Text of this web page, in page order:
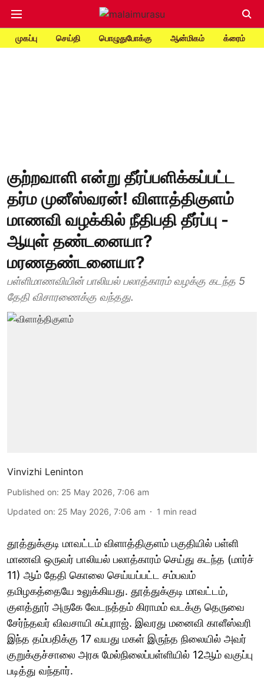
முகப்பு செய்தி பொழுதுபோக்கு ஆன்மிகம் க்ரைம்
குற்றவாளி என்று தீர்ப்பளிக்கப்பட்ட
தர்ம முனீஸ்வரன்! விளாத்திகுளம்
மாணவி வழக்கில் நீதிபதி தீர்ப்பு -
ஆயுள் தண்டனையா?
மரணதண்டனையா?
பள்ளிமாணவியின் பாலியல் பலாத்காரம் வழக்கு கடந்த 5
தேதி விசாரணைக்கு வந்தது.
Vinvizhi Leninton
Published on: 25 May 2026, 7:06 am
Updated on: 25 May 2026, 7:06 am 1 min read
தூத்துக்குடி மாவட்டம் விளாத்திகுளம் பகுதியில் பள்ளி
மாணவி ஒருவர் பாலியல் பலாத்காரம் செய்து கடந்த (மார்ச்
11) ஆம் தேதி கொலை செய்யப்பட்ட சம்பவம்
தமிழகத்தையே உலுக்கியது. தூத்துக்குடி மாவட்டம்,
குளத்தூர் அருகே வேடநத்தம் கிராமம் வடக்கு தெருவை
சேர்ந்தவர் விவசாயி சுப்புராஜ். இவரது மனைவி காளீஸ்வரி
இந்த தம்பதிக்கு 17 வயது மகள் இருந்த நிலையில் அவர்
குறுக்குச்சாலை அரசு மேல்நிலைப்பள்ளியில் 12ஆம் வகுப்பு
படித்து வந்தார்.